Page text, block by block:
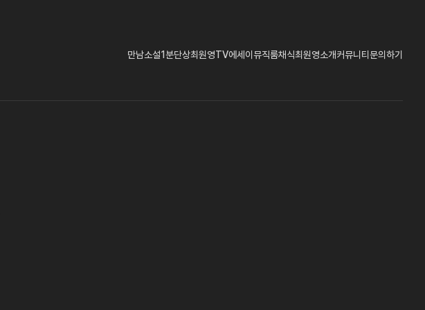
만남소설1분단상최원영TV에세이 뮤직룸채식최원영소개커뮤니티 문의하기